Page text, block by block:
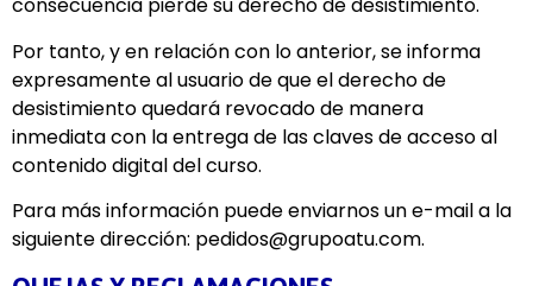
consecuencia pierde su derecho de desistimiento.
Por tanto, y en relación con lo anterior, se informa
expresamente al usuario de que el derecho de
desistimiento quedará revocado de manera
inmediata con la entrega de las claves de acceso al
contenido digital del curso.
Para más información puede enviarnos un e-mail a la
siguiente dirección: pedidos@grupoatu.com.